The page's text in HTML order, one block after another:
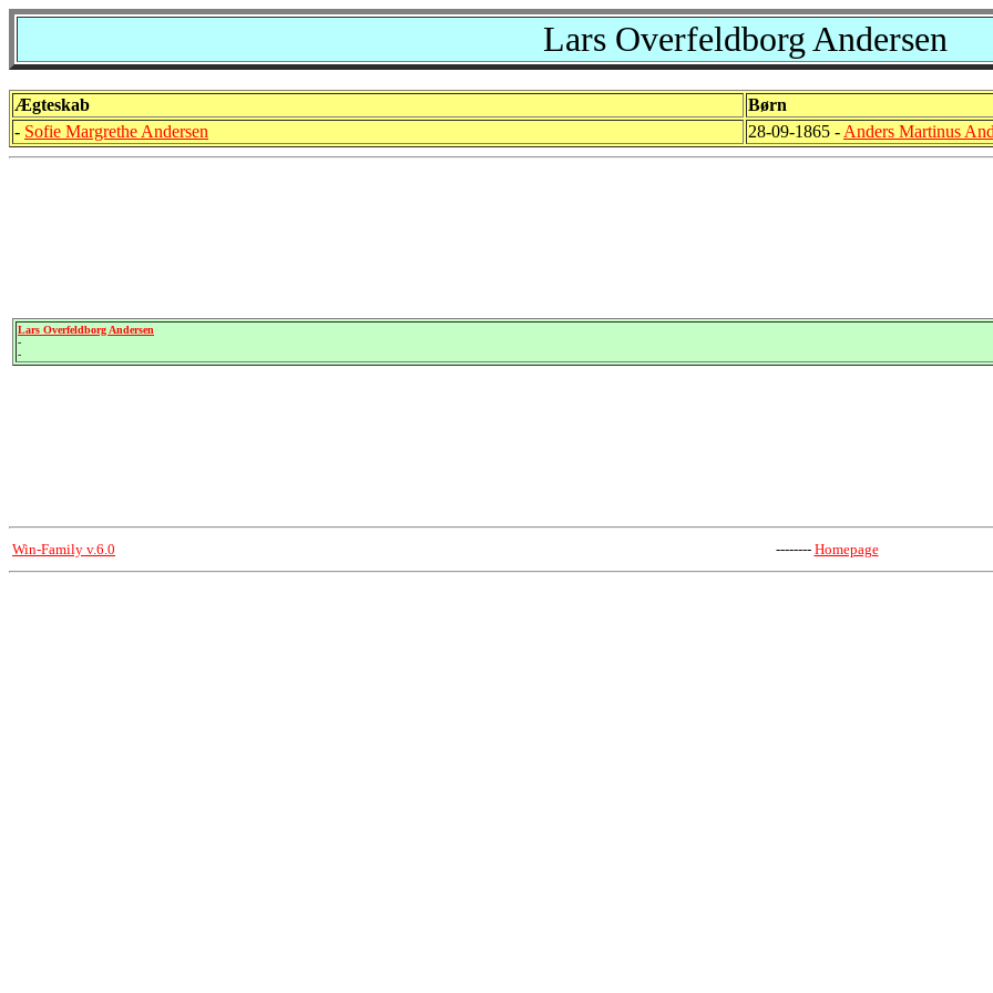
Lars Overfeldborg Andersen
Ægteskab
Børn
- Sofie Margrethe Andersen 28-09-1865 - Anders Martinus
Lars Overfeldborg Andersen
-
-
Win-Family v.6.0 -------- Homepage